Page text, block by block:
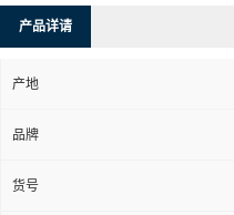
产品详请
产地
品牌
货号